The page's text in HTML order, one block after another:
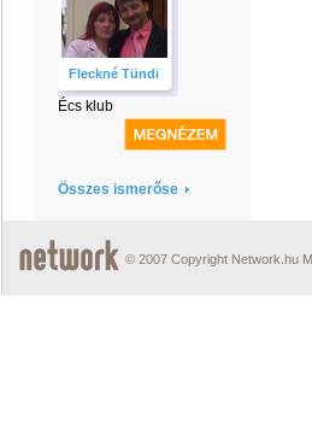
Fleckné Tündi
Écs klub
Összes ismerőse
© 2007 Copyright Network.hu